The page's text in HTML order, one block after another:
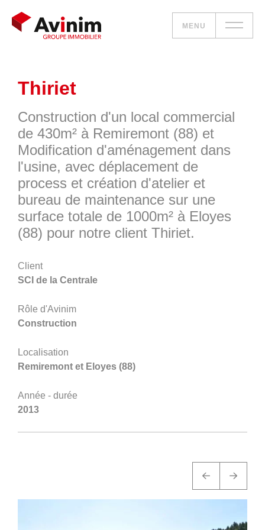
MENU
Vos besoins
Nos solutions
Le groupe
Réalisations
Nous rejoindre
Accueil
360°
Réferences
Thiriet
Construction d'un local commercial
de 430m² à Remiremont (88) et
Modification d'aménagement dans
l'usine, avec déplacement de
process et création d'atelier et
bureau de maintenance sur une
surface totale de 1000m² à Eloyes
(88) pour notre client Thiriet.
Client
SCI de la Centrale
Rôle d'Avinim
Construction
Localisation
Remiremont et Eloyes (88)
Année - durée
2013